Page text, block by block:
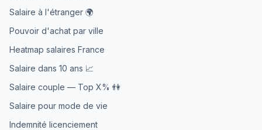
Salaire à l'étranger 🌍
Pouvoir d'achat par ville
Heatmap salaires France
Salaire dans 10 ans 📈
Salaire couple — Top X% 👫
Salaire pour mode de vie
Indemnité licenciement